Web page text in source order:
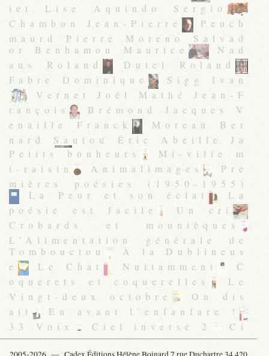
iet Lise Aquindo Sergio
Chambon Jean-Pierre
Peuch
maurd Pierre Moreno Salvad
or Benhamou Maurice
Nad
aus Roland
Dutel Roland
Fabre Dominique
Sigg Ivan
Vernet Joël Mathé Jean-F
rançois
Brémond Jacques V
enaille Franck
Moreau Ber
nard Sautou Éric Abeille Ja
cques
Dupuy-Dunier Chant
al
Khodja Frédéric
Mono
ry Jacques Tardif Jean-Clau
de
Gilard Florence Legran
d Maud
Brianti Jacques
Roche Maurice
Petits bonheurs
Mi-ville m
i-raisin
Animalimages
Pre
mières poésies (1950-1955)
La Peur et son éclat
La
poésie est facile
Un cri
Crobards et mounièques
L’Alimentation générale de
Tombouctou
À la Dublineus
e
Le Chat Nuitamment
C
oquerets et coquerelles
Le
Vingt-deux octobre
On dis
ait
En avant l’enfanfare !
33 Voix
Ciel inversé 2
Ci
rcé ou Une agonie d’insecte
gLoire(s)
Les Montagnes